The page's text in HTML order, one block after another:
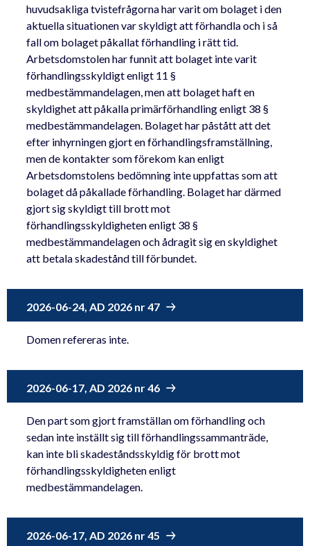
huvudsakliga tvistefrågorna har varit om bolaget i den
aktuella situationen var skyldigt att förhandla och i så
fall om bolaget påkallat förhandling i rätt tid.
Arbetsdomstolen har funnit att bolaget inte varit
förhandlingsskyldigt enligt 11 §
medbestämmandelagen, men att bolaget haft en
skyldighet att påkalla primärförhandling enligt 38 §
medbestämmandelagen. Bolaget har påstått att det
efter inhyrningen gjort en förhandlingsframställning,
men de kontakter som förekom kan enligt
Arbetsdomstolens bedömning inte uppfattas som att
bolaget då påkallade förhandling. Bolaget har därmed
gjort sig skyldigt till brott mot
förhandlingsskyldigheten enligt 38 §
medbestämmandelagen och ådragit sig en skyldighet
att betala skadestånd till förbundet.
2026-06-24, AD 2026 nr 47
Domen refereras inte.
2026-06-17, AD 2026 nr 46
Den part som gjort framställan om förhandling och
sedan inte inställt sig till förhandlingssammanträde,
kan inte bli skadeståndsskyldig för brott mot
förhandlingsskyldigheten enligt
medbestämmandelagen.
2026-06-17, AD 2026 nr 45